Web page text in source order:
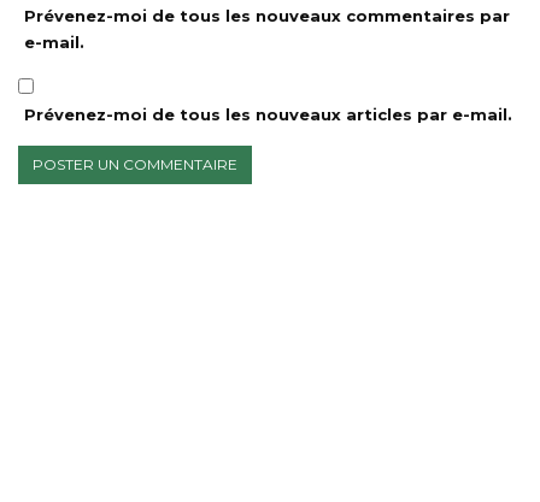
Prévenez-moi de tous les nouveaux commentaires par
e-mail.
Prévenez-moi de tous les nouveaux articles par e-mail.